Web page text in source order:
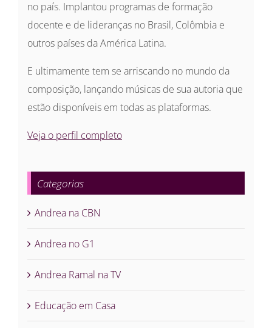
no país. Implantou programas de formação
docente e de lideranças no Brasil, Colômbia e
outros países da América Latina.
E ultimamente tem se arriscando no mundo da
composição, lançando músicas de sua autoria que
estão disponíveis em todas as plataformas.
Veja o perfil completo
Categorias
Andrea na CBN
Andrea no G1
Andrea Ramal na TV
Educação em Casa